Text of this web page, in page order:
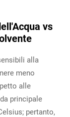
vs
alla
meno
alle
principale
pertanto,